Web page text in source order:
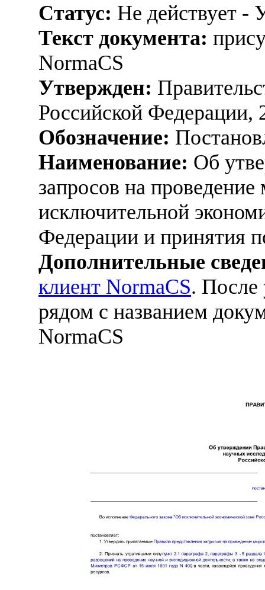
Статус: Не действует -
Текст документа:
NormaCS
Утвержден:
Российской Федерации,
Обозначение:
Наименование: Об
запросов на
исключительной
Федерации и принятия
Дополнительные
клиент NormaCS. После
рядом с названием
NormaCS